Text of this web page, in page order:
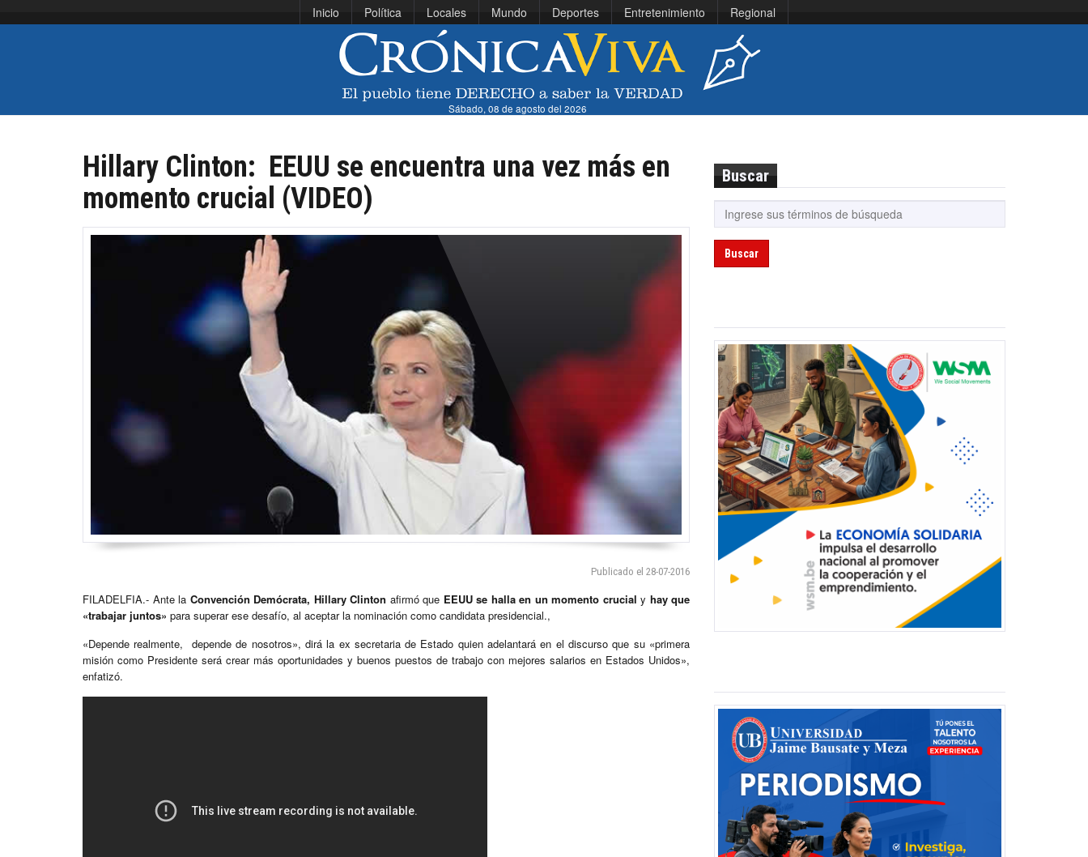
Inicio Política Locales Mundo Deportes Entretenimiento Regional
Sábado, 08 de agosto del 2026
Hillary Clinton: EEUU se encuentra una vez más en
momento crucial (VIDEO)
Publicado el 28-07-2016
FILADELFIA.- Ante la Convención Demócrata, Hillary Clinton afirmó que EEUU se halla en un momento crucial y hay que
«trabajar juntos» para superar ese desafío, al aceptar la nominación como candidata presidencial.,
«Depende realmente, depende de nosotros», dirá la ex secretaria de Estado quien adelantará en el discurso que su «primera
misión como Presidente será crear más oportunidades y buenos puestos de trabajo con mejores salarios en Estados Unidos»,
enfatizó.
Buscar
Buscar